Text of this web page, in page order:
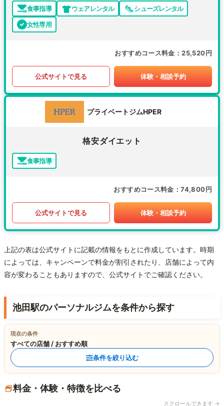
食事指導 ウェアレンタル
シューズレンタル
女性専用
おすすめコース料金 25,520円
公式サイトで見る 体験・相談予約
プライベートジムHPER
格安ダイエット
食事指導
おすすめコース料金 74,800円
公式サイトで見る 体験・相談予約
上記の表は公式サイトに記載の情報をもとに作成しています。時期
によっては、キャンペーンで料金が割引されたり、店舗によって内
容が変わることもありますので、公式サイトでご確認ください。
池田駅のパーソナルジムを条件から探す
現在の条件
すべての店舗 / おすすめ順
条件を絞り込む
料金・体験・特徴を比べる
スクロールできます →